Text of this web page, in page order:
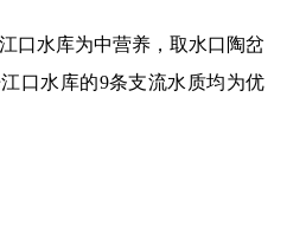
口水库为中营养，取水口陶岔
口水库的9条支流水质均为优